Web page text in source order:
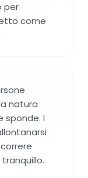
per
come
natura
sponde. I